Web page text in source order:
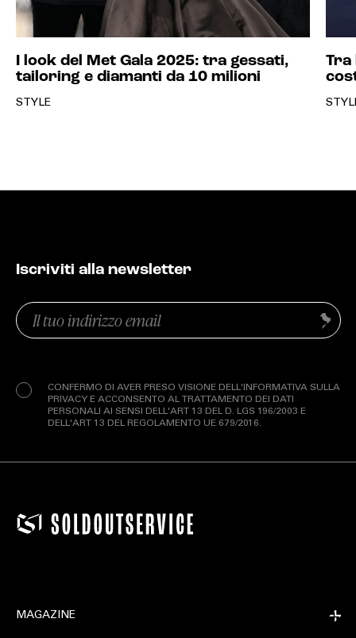
I look del Met Gala 2025: tra gessati,
tailoring e diamanti da 10 milioni
STYLE
Tra
Iscriviti alla newsletter
Email
(Obbligatorio)
CONFERMO DI AVER PRESO VISIONE DELL'INFORMATIVA SULLA
PRIVACY E ACCONSENTO AL TRATTAMENTO DEI DATI
PERSONALI AI SENSI DELL'ART 13 DEL D. LGS 196/2003 E
DELL'ART 13 DEL REGOLAMENTO UE 679/2016.
Invia
MAGAZINE